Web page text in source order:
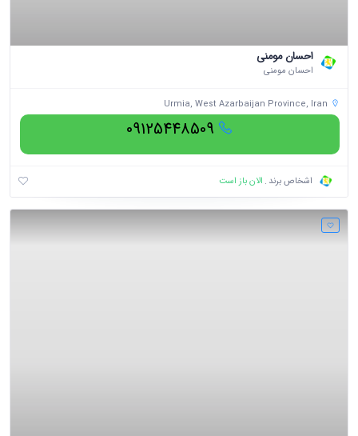
احسان مومنی
احسان مومنی
Urmia, West Azarbaijan Province, Iran
09125448509
اشخاص برند الان باز است